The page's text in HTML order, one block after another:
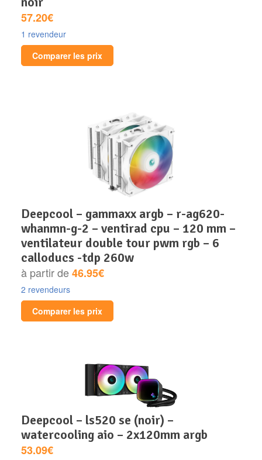
57.20€
1 revendeur
Comparer les prix
deepcool – gammaxx argb – r-ag620-
whanmn-g-2 – ventirad cpu – 120 mm –
ventilateur double tour pwm rgb – 6
calloducs -tdp 260w
à partir de46.95€
2 revendeurs
Comparer les prix
deepcool – ls520 se (noir) –
watercooling aio – 2x120mm argb
53.09€